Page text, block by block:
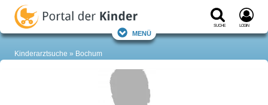
Suche Login
Menü
Kinderarztsuche Bochum